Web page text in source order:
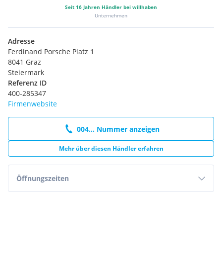
Seit 16 Jahren Händler bei willhaben
Unternehmen
Adresse
Ferdinand Porsche Platz 1
8041 Graz
Steiermark
Referenz ID
400-285347
Firmenwebsite
004... Nummer anzeigen
Mehr über diesen Händler erfahren
Öffnungszeiten